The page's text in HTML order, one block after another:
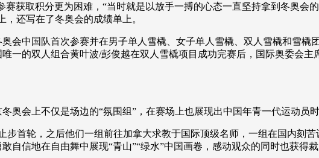
获取积分更为困难，“当时就是以放手一搏的心态一直坚持拿到冬奥会
还写在了冬奥会的成绩单上。
中国队首次参赛并在男子单人雪橇、女子单人雪橇、双人雪橇和雪橇
一的双人组合黄叶波/彭俊越在双人雪橇项目成功完赛后，国际奥委会
会上不仅是场边的“氛围组”，在赛场上也展现出中国年青一代运动员时
轮，之后他们一组前往加拿大求教于国际顶级名师，一组在国内刻苦
自信地在自由舞中展现“青山”“绿水”中国画卷，感动观众的同时也获得